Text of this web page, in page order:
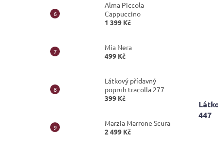
Alma Piccola
Cappuccino
1 399 Kč
Mia Nera
499 Kč
Látkový přídavný
popruh tracolla 277
399 Kč
Marzia Marrone Scura
2 499 Kč
447